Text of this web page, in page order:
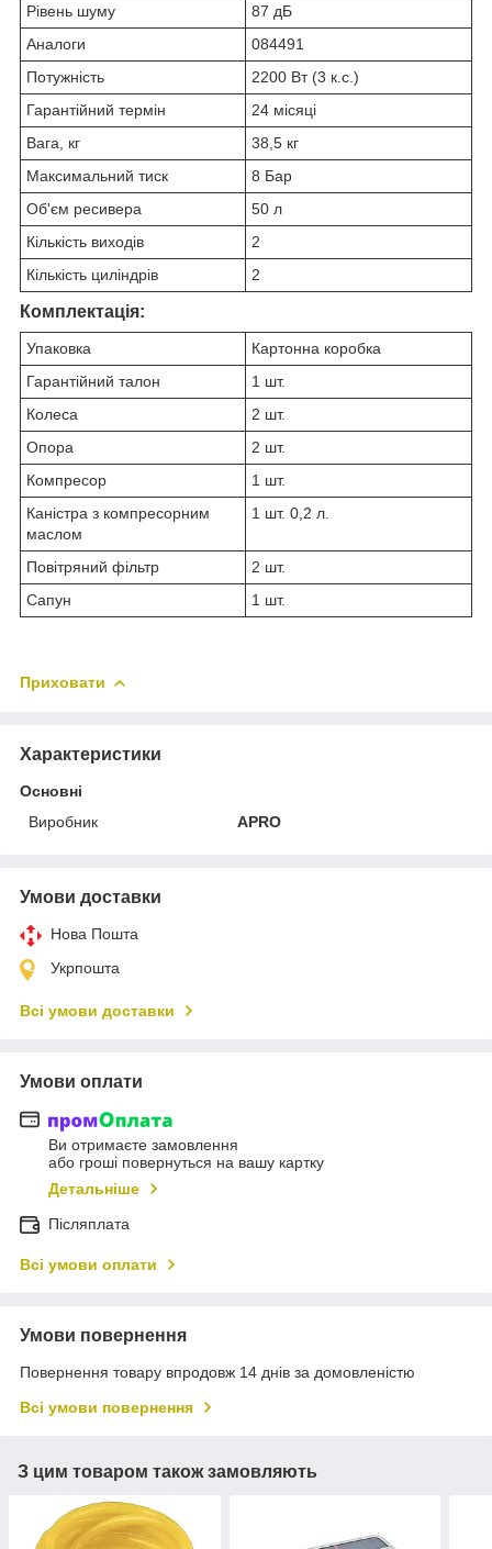
Рівень шуму
87 дБ
Аналоги
084491
Потужність
2200 Вт (3 к.с.)
Гарантійний термін
24 місяці
Вага, кг
38,5 кг
Максимальний тиск
8 Бар
Об'єм ресивера
50 л
Кількість виходів
2
Кількість циліндрів
2
Комплектація:
Упаковка
Картонна коробка
Гарантійний талон
1 шт.
Колеса
2 шт.
Опора
2 шт.
Компресор
1 шт.
Каністра з компресорним
маслом
1 шт. 0,2 л.
Повітряний фільтр
2 шт.
Сапун
1 шт.
Приховати
Характеристики
Основні
Виробник
APRO
Умови доставки
Нова Пошта
Укрпошта
Всі умови доставки
Умови оплати
Ви отримаєте замовлення
або гроші повернуться на вашу картку
Детальніше
Післяплата
Всі умови оплати
Умови повернення
Повернення товару впродовж 14 днів за домовленістю
Всі умови повернення
З цим товаром також замовляють